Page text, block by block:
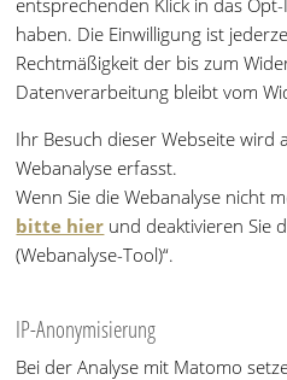
entsprechenden Klick in das
haben. Die Einwilligung ist
Rechtmäßigkeit der bis zum
Datenverarbeitung bleibt vom
Ihr Besuch dieser Webseite wird
Webanalyse erfasst.
Wenn Sie die Webanalyse nicht
bitte hier und deaktivieren Sie
(Webanalyse-Tool)“.
IP-Anonymisierung
Bei der Analyse mit Matomo